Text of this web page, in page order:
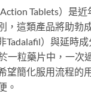
Tablets）是
，這類產品將助勃
Tadalafil）與延時
一粒藥片中，一次
望簡化服用流程的
。